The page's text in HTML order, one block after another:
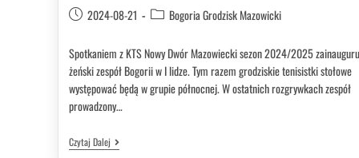
2024-08-21 Bogoria Grodzisk Mazowicki
Spotkaniem z KTS Nowy Dwór Mazowiecki sezon 2024/2025
żeński zespół Bogorii w I lidze. Tym razem grodziskie tenisistki stołowe
występować będą w grupie północnej. W ostatnich rozgrywkach zespół
prowadzony…
Czytaj Dalej